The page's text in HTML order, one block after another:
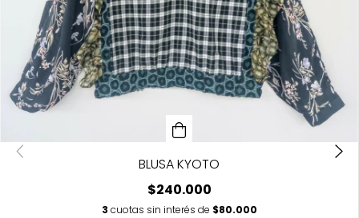
BLUSA KYOTO
$240.000
3 cuotas sin interés de $80.000